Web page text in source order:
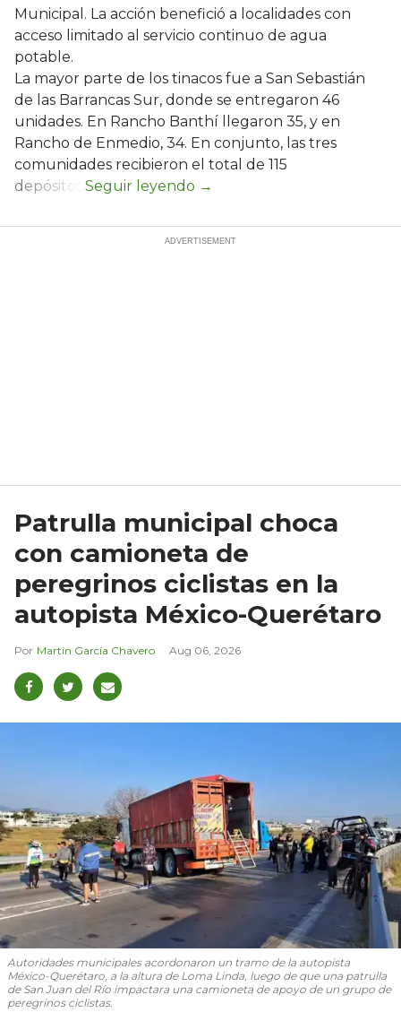
Municipal. La acción benefició a localidades con
acceso limitado al servicio continuo de agua
potable.
La mayor parte de los tinacos fue a San Sebastián
de las Barrancas Sur, donde se entregaron 46
unidades. En Rancho Banthí llegaron 35, y en
Rancho de Enmedio, 34. En conjunto, las tres
comunidades recibieron el total de 115
depósitos.
Patrulla municipal choca
con camioneta de
peregrinos ciclistas en la
autopista México-Querétaro
Martín García Chavero Aug 06, 2026
Autoridades municipales acordonaron un tramo de la autopista
México-Querétaro, a la altura de Loma Linda, luego de que una patrulla
de San Juan del Río impactara una camioneta de apoyo de un grupo de
peregrinos ciclistas.